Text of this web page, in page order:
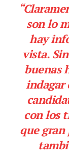
son lo
hay
vista.
buenas
indagar
con los
que gran